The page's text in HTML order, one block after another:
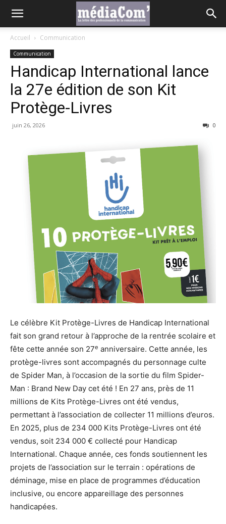
Accueil Communication
Communication
Handicap International lance
la 27e édition de son Kit
Protège-Livres
juin 26, 2026 0
Le célèbre Kit Protège-Livres de Handicap International
fait son grand retour à l’approche de la rentrée scolaire et
fête cette année son 27e anniversaire. Cette année, les
protège-livres sont accompagnés du personnage culte
de Spider Man, à l’occasion de la sortie du film Spider-
Man : Brand New Day cet été ! En 27 ans, près de 11
millions de Kits Protège-Livres ont été vendus,
permettant à l’association de collecter 11 millions d’euros.
En 2025, plus de 234 000 Kits Protège-Livres ont été
vendus, soit 234 000 € collecté pour Handicap
International. Chaque année, ces fonds soutiennent les
projets de l’association sur le terrain : opérations de
déminage, mise en place de programmes d’éducation
inclusive, ou encore appareillage des personnes
handicapées.